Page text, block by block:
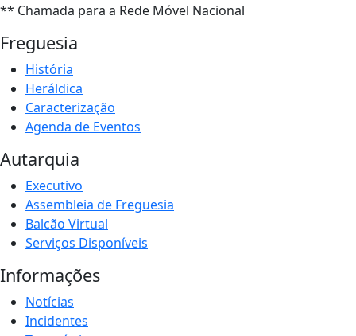
** Chamada para a Rede Móvel Nacional
Freguesia
História
Heráldica
Caracterização
Agenda de Eventos
Autarquia
Executivo
Assembleia de Freguesia
Balcão Virtual
Serviços Disponíveis
Informações
Notícias
Incidentes